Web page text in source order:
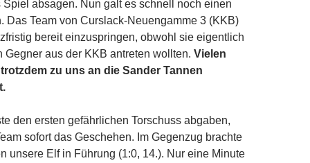
absagen. Nun galt es schnell noch einen
Das Team von Curslack-Neuengamme 3 (KKB)
bereit einzuspringen, obwohl sie eigentlich
Gegner aus der KKB antreten wollten. Vielen
zu uns an die Sander Tannen
den ersten gefährlichen Torschuss abgaben,
sofort das Geschehen. Im Gegenzug brachte
unsere Elf in Führung (1:0, 14.). Nur eine Minute